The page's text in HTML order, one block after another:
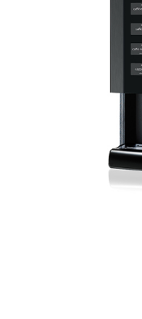
Cappucino instant